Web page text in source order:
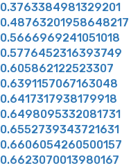
0.3763384981329201
0.48763201958648217
0.5666969241051018
0.5776452316393749
0.605862122523307
0.6391157067163048
0.6417317938179918
0.6498095332081731
0.6552739343721631
0.6606054260500157
0.6623070013980167